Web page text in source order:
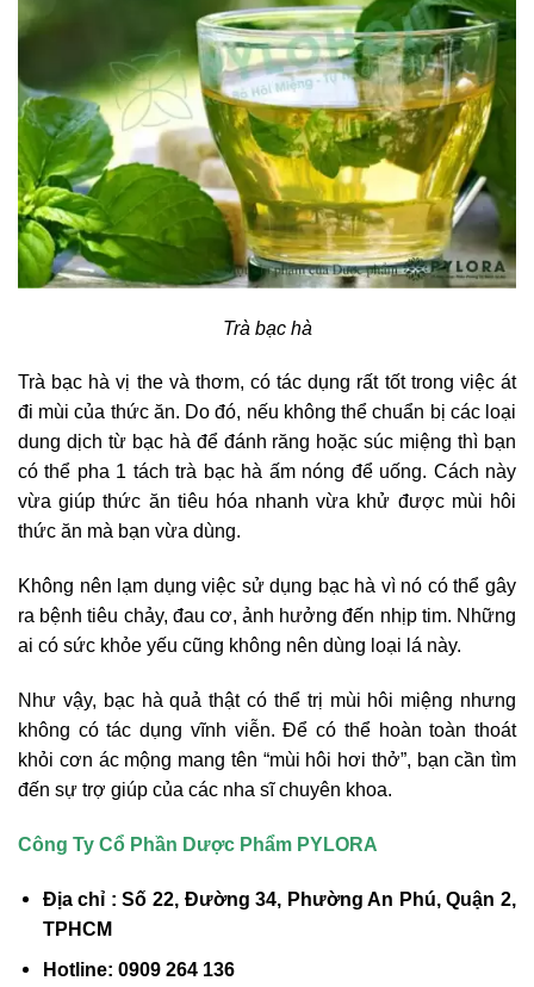
Trà bạc hà
Trà bạc hà vị the và thơm, có tác dụng rất tốt trong việc át
đi mùi của thức ăn. Do đó, nếu không thể chuẩn bị các loại
dung dịch từ bạc hà để đánh răng hoặc súc miệng thì bạn
có thể pha 1 tách trà bạc hà ấm nóng để uống. Cách này
vừa giúp thức ăn tiêu hóa nhanh vừa khử được mùi hôi
thức ăn mà bạn vừa dùng.
Không nên lạm dụng việc sử dụng bạc hà vì nó có thể gây
ra bệnh tiêu chảy, đau cơ, ảnh hưởng đến nhịp tim. Những
ai có sức khỏe yếu cũng không nên dùng loại lá này.
Như vậy, bạc hà quả thật có thể trị mùi hôi miệng nhưng
không có tác dụng vĩnh viễn. Để có thể hoàn toàn thoát
khỏi cơn ác mộng mang tên “mùi hôi hơi thở”, bạn cần tìm
đến sự trợ giúp của các nha sĩ chuyên khoa.
Công Ty Cổ Phần Dược Phẩm PYLORA
Địa chỉ : Số 22, Đường 34, Phường An Phú, Quận 2,
TPHCM
Hotline: 0909 264 136